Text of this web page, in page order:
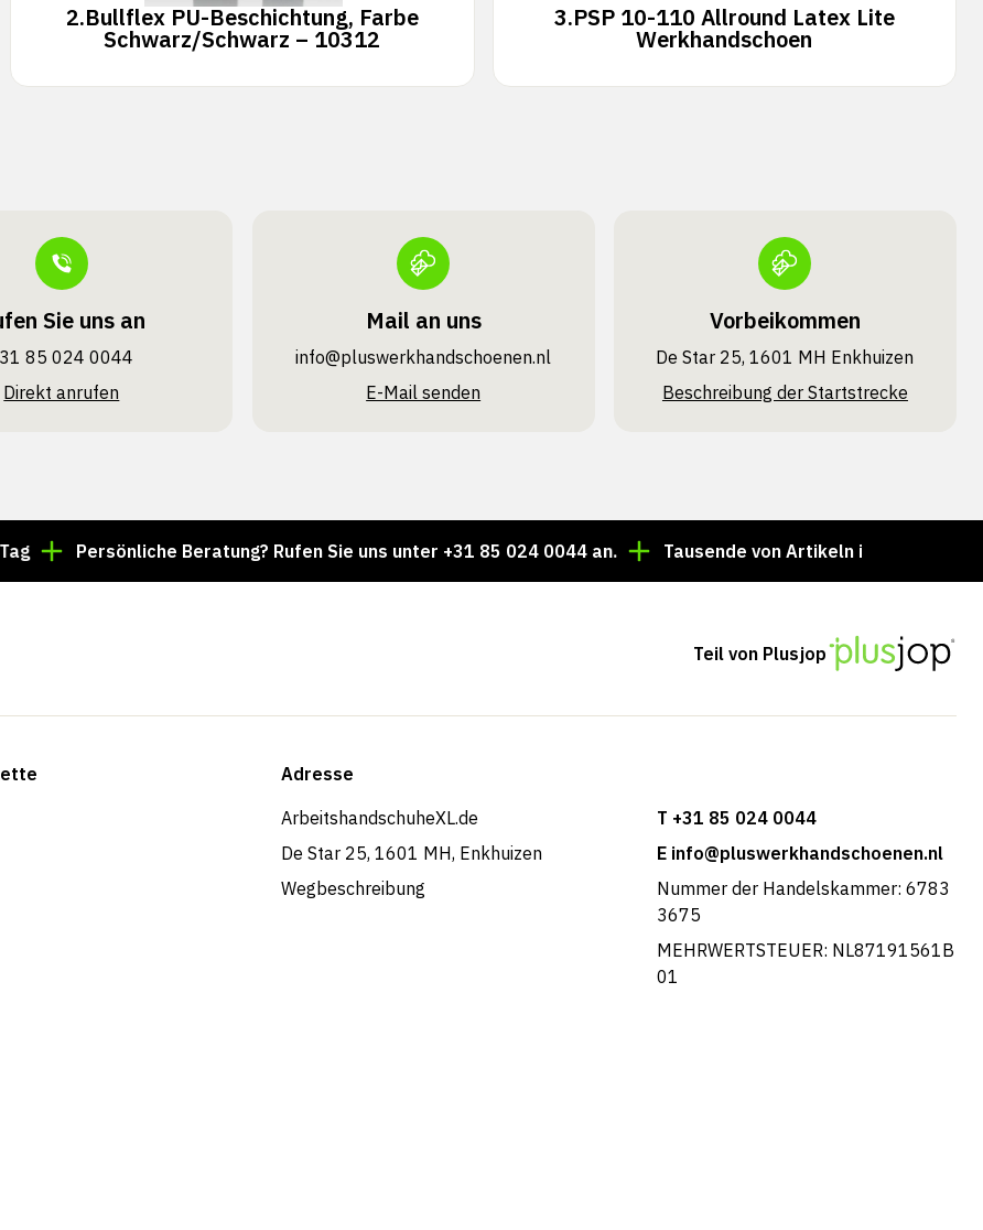
2.Bullflex PU-Beschichtung, Farbe
Schwarz/Schwarz – 10312
3.PSP 10-110 Allround Latex Lite
Werkhandschoen
Sie uns an
85 024 0044
Direkt anrufen
Mail an uns
info@pluswerk­handschoenen.nl
E-Mail senden
Vorbeikommen
De Star 25, 1601 MH Enkhuizen
Beschreibung der Startstrecke
Persönliche Beratung? Rufen Sie uns unter +31 85 024 0044 an. Tausende von Artikeln immer auf Lager!
Teil von Plusjop
Adresse
ArbeitshandschuheXL.de
De Star 25, 1601 MH, Enkhuizen
Wegbeschreibung
T +31 85 024 0044
E info@pluswerkhandschoenen.nl
Nummer der Handelskammer: 6783
3675
MEHRWERTSTEUER: NL87191561B
01